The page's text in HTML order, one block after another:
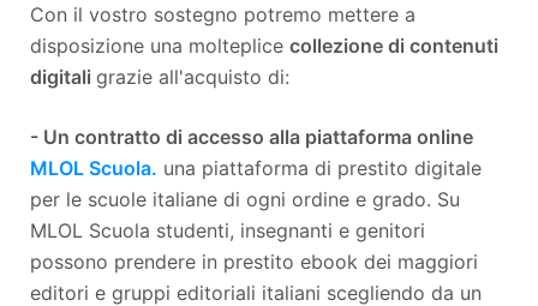
Con il vostro sostegno potremo mettere a
disposizione una molteplice collezione di contenuti
digitali grazie all'acquisto di:
- Un contratto di accesso alla piattaforma online
MLOL Scuola. una piattaforma di prestito digitale
per le scuole italiane di ogni ordine e grado. Su
MLOL Scuola studenti, insegnanti e genitori
possono prendere in prestito ebook dei maggiori
editori e gruppi editoriali italiani scegliendo da un